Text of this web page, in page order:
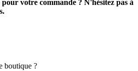
votre commande ? N'hésitez pas à
boutique ?